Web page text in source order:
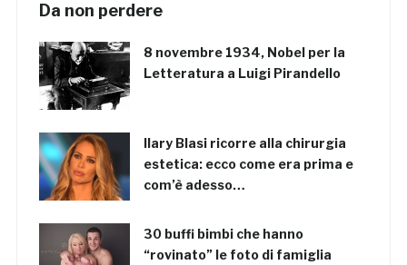
Da non perdere
8 novembre 1934, Nobel per la
Letteratura a Luigi Pirandello
Ilary Blasi ricorre alla chirurgia
estetica: ecco come era prima e
com’è adesso…
30 buffi bimbi che hanno
“rovinato” le foto di famiglia